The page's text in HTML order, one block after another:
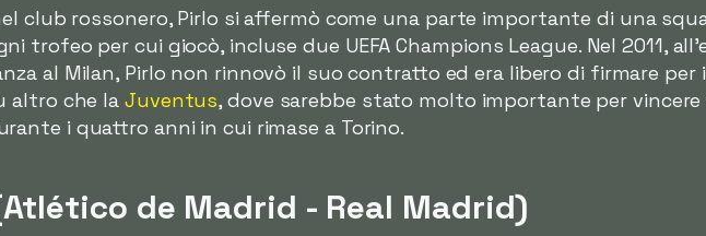
club rossonero, Pirlo si affermò come una parte importante di una
trofeo per cui giocò, incluse due UEFA Champions League. Nel 2011,
al Milan, Pirlo non rinnovò il suo contratto ed era libero di firmare per
altro che la Juventus, dove sarebbe stato molto importante per
i quattro anni in cui rimase a Torino.
de Madrid - Real Madrid)